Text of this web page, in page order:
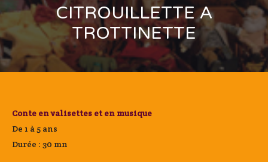
CITROUILLETTE A
TROTTINETTE
Conte en valisettes et en musique
De 1 à 5 ans
Durée : 30 mn